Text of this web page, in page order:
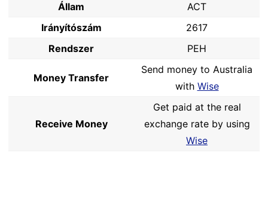
Állam
ACT
Irányítószám
2617
Rendszer
PEH
Money Transfer
Send money to Australia
with Wise
Receive Money
Get paid at the real
exchange rate by using
Wise